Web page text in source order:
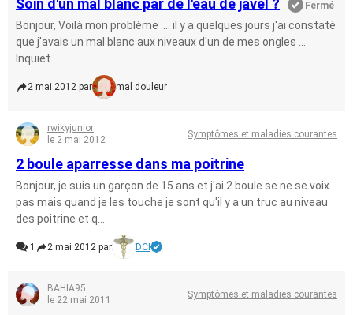
Soin d'un mal blanc par de l'eau de javel ? Fermé
Bonjour, Voilà mon problème .... il y a quelques jours j'ai constaté
que j'avais un mal blanc aux niveaux d'un de mes ongles ...
Inquiet...
2 mai 2012 par mal douleur
rwikyjunior
le 2 mai 2012
Symptômes et maladies courantes
2 boule aparresse dans ma poitrine
Bonjour, je suis un garçon de 15 ans et j'ai 2 boule se ne se voix
pas mais quand je les touche je sont qu'il y a un truc au niveau
des poitrine et q...
1 2 mai 2012 par DCI
BAHIA95
le 22 mai 2011
Symptômes et maladies courantes